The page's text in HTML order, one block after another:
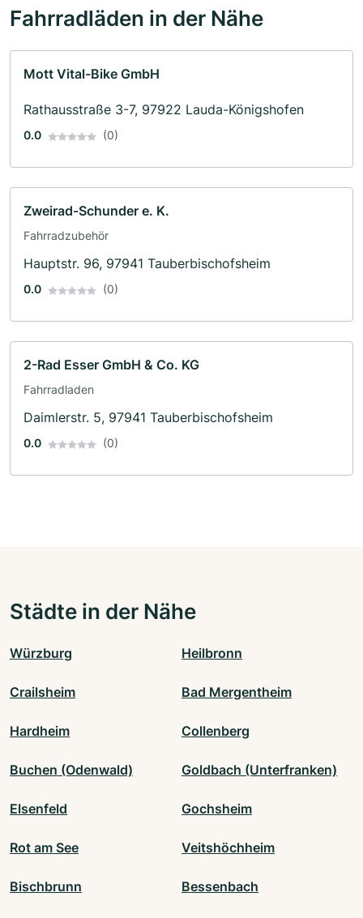
Fahrradläden in der Nähe
Mott Vital-Bike GmbH
Rathausstraße 3-7, 97922 Lauda-Königshofen
0.0 (0)
Zweirad-Schunder e. K.
Fahrradzubehör
Hauptstr. 96, 97941 Tauberbischofsheim
0.0 (0)
2-Rad Esser GmbH & Co. KG
Fahrradladen
Daimlerstr. 5, 97941 Tauberbischofsheim
0.0 (0)
Städte in der Nähe
Würzburg Heilbronn
Crailsheim Bad Mergentheim
Hardheim Collenberg
Buchen (Odenwald) Goldbach (Unterfranken)
Elsenfeld Gochsheim
Rot am See Veitshöchheim
Bischbrunn Bessenbach